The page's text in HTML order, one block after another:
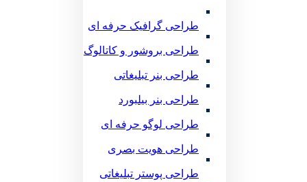
طراحی گرافیک حرفه ای
طراحی بروشور و کاتالوگ
طراحی بنر تبلیغاتی
طراحی بنر بیلبورد
طراحی لوگو حرفه ای
طراحی هویت بصری
طراحی پوستر تبلیغاتی